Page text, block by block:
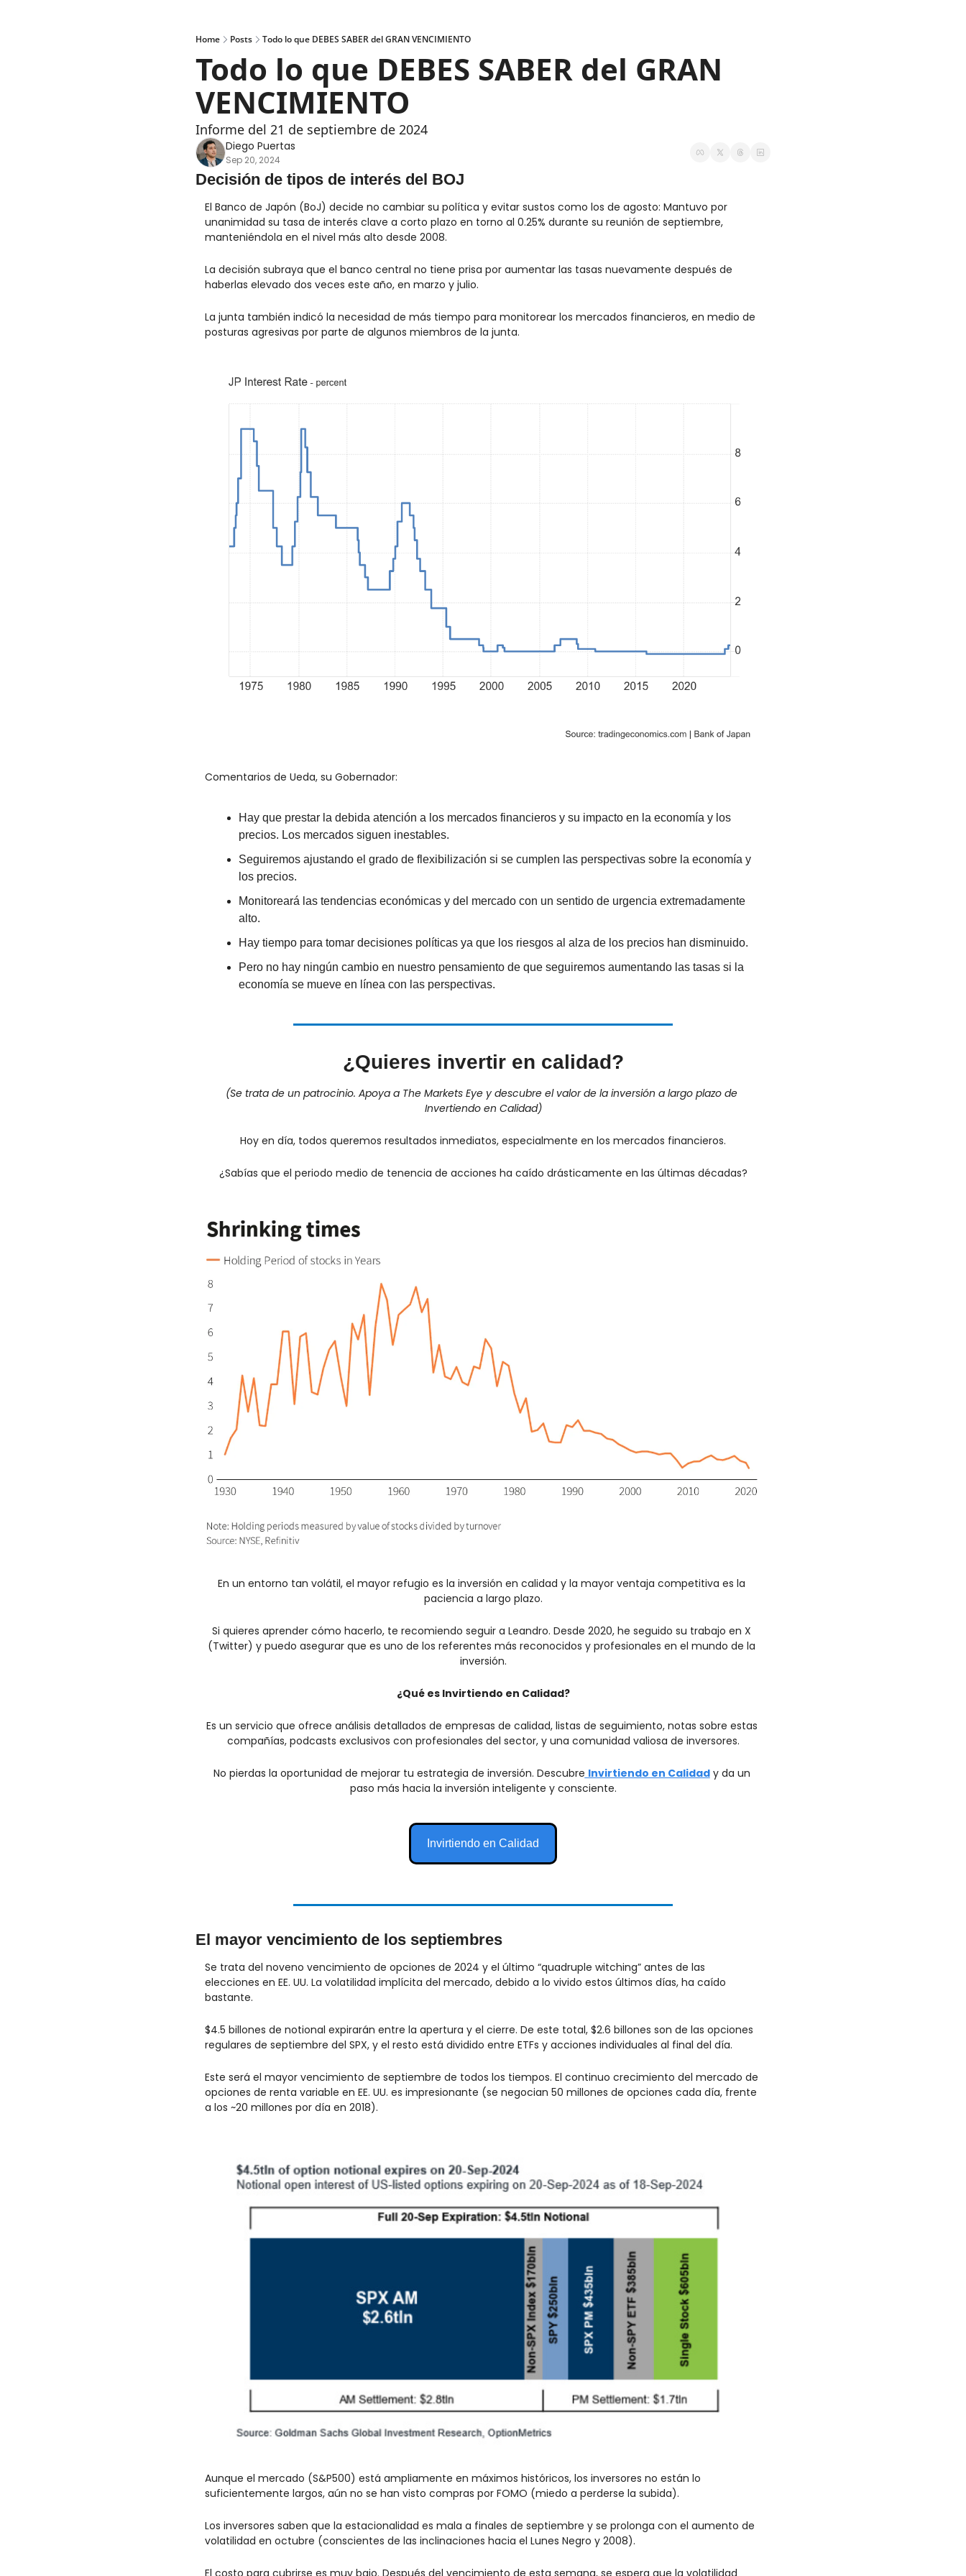
Home Posts Todo lo que DEBES SABER del GRAN VENCIMIENTO
Todo lo que DEBES SABER del GRAN
VENCIMIENTO
Informe del 21 de septiembre de 2024
Diego Puertas
Sep 20, 2024
Decisión de tipos de interés del BOJ
El Banco de Japón (BoJ) decide no cambiar su política y evitar sustos como los de agosto: Mantuvo por
unanimidad su tasa de interés clave a corto plazo en torno al 0.25% durante su reunión de septiembre,
manteniéndola en el nivel más alto desde 2008.
La decisión subraya que el banco central no tiene prisa por aumentar las tasas nuevamente después de
haberlas elevado dos veces este año, en marzo y julio.
La junta también indicó la necesidad de más tiempo para monitorear los mercados financieros, en medio de
posturas agresivas por parte de algunos miembros de la junta.
Comentarios de Ueda, su Gobernador:
Hay que prestar la debida atención a los mercados financieros y su impacto en la economía y los
precios. Los mercados siguen inestables.
Seguiremos ajustando el grado de flexibilización si se cumplen las perspectivas sobre la economía y
los precios.
Monitoreará las tendencias económicas y del mercado con un sentido de urgencia extremadamente
alto.
Hay tiempo para tomar decisiones políticas ya que los riesgos al alza de los precios han disminuido.
Pero no hay ningún cambio en nuestro pensamiento de que seguiremos aumentando las tasas si la
economía se mueve en línea con las perspectivas.
¿Quieres invertir en calidad?
(Se trata de un patrocinio. Apoya a The Markets Eye y descubre el valor de la inversión a largo plazo de
Invertiendo en Calidad)
Hoy en día, todos queremos resultados inmediatos, especialmente en los mercados financieros.
¿Sabías que el periodo medio de tenencia de acciones ha caído drásticamente en las últimas décadas?
En un entorno tan volátil, el mayor refugio es la inversión en calidad y la mayor ventaja competitiva es la
paciencia a largo plazo.
Si quieres aprender cómo hacerlo, te recomiendo seguir a Leandro. Desde 2020, he seguido su trabajo en X
(Twitter) y puedo asegurar que es uno de los referentes más reconocidos y profesionales en el mundo de la
inversión.
¿Qué es Invirtiendo en Calidad?
Es un servicio que ofrece análisis detallados de empresas de calidad, listas de seguimiento, notas sobre estas
compañías, podcasts exclusivos con profesionales del sector, y una comunidad valiosa de inversores.
No pierdas la oportunidad de mejorar tu estrategia de inversión. Descubre Invirtiendo en Calidad y da un
paso más hacia la inversión inteligente y consciente.
Invirtiendo en Calidad
El mayor vencimiento de los septiembres
Se trata del noveno vencimiento de opciones de 2024 y el último “quadruple witching” antes de las
elecciones en EE. UU. La volatilidad implícita del mercado, debido a lo vivido estos últimos días, ha caído
bastante.
$4.5 billones de notional expirarán entre la apertura y el cierre. De este total, $2.6 billones son de las opciones
regulares de septiembre del SPX, y el resto está dividido entre ETFs y acciones individuales al final del día.
Este será el mayor vencimiento de septiembre de todos los tiempos. El continuo crecimiento del mercado de
opciones de renta variable en EE. UU. es impresionante (se negocian 50 millones de opciones cada día, frente
a los ~20 millones por día en 2018).
Aunque el mercado (S&P500) está ampliamente en máximos históricos, los inversores no están lo
suficientemente largos, aún no se han visto compras por FOMO (miedo a perderse la subida).
Los inversores saben que la estacionalidad es mala a finales de septiembre y se prolonga con el aumento de
volatilidad en octubre (conscientes de las inclinaciones hacia el Lunes Negro y 2008).